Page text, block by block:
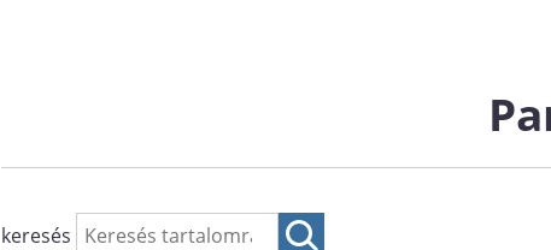
keresés